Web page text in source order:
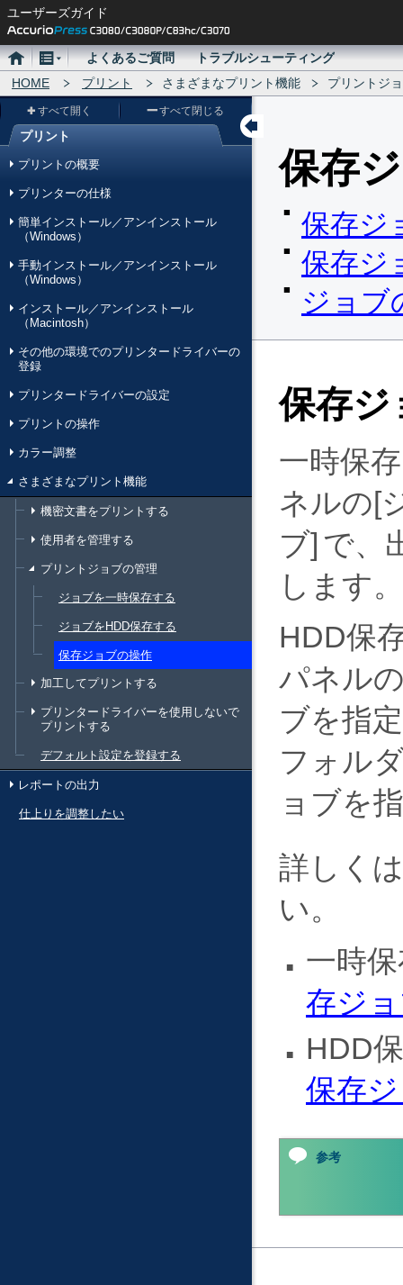
ユーザーズガイド
ホ
ー
メ
ニ
ュ
ー
よくあるご質問
トラブルシューティング
HOME
プリント さまざまなプリント機能 プリントジ
メ
ー
プリント
すべて開く すべて閉じる
プリントの概要
プリンターの仕様
簡単インストール／アンインストール
（Windows）
手動インストール／アンインストール
（Windows）
インストール／アンインストール
（Macintosh）
その他の環境でのプリンタードライバーの
登録
プリンタードライバーの設定
プリントの操作
カラー調整
さまざまなプリント機能
機密文書をプリントする
使用者を管理する
プリントジョブの管理
ジョブを一時保存する
ジョブをHDD保存する
保存ジョブの操作
加工してプリントする
プリンタードライバーを使用しないで
プリントする
デフォルト設定を登録する
レポートの出力
仕上りを調整したい
保存
保存ジ
保存ジ
ジョブ
保存ジ
一時保
ネルの
ブ で、
します。
HDD保
パネル
ブを指
フォル
ョブを
詳しく
い。
一時
存ジ
HDD
保存
参考